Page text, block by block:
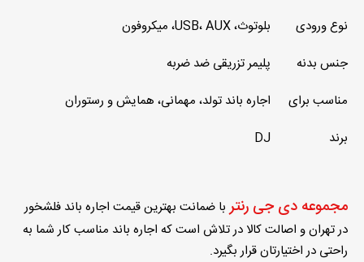
نوع ورودی
بلوتوث، USB، AUX، میکروفون
جنس بدنه
پلیمر تزریقی ضد ضربه
مناسب برای
اجاره باند تولد، مهمانی، همایش و رستوران
برند
DJ
مجموعه دی جی رنتربا ضمانت بهترین قیمت اجاره باند فلشخور
در تهران و اصالت کالا در تلاش است که اجاره باند مناسب کار شما به
راحتی در اختیارتان قرار بگیرد.